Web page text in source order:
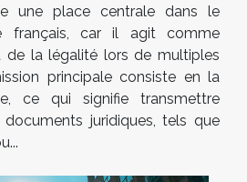
une place centrale dans le
français, car il agit comme
de la légalité lors de multiples
principale consiste en la
ce qui signifie transmettre
juridiques, tels que